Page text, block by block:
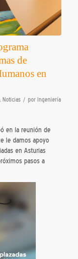
de
en
, Noticias / por Ingeniería
en la reunión de
le damos apoyo
en Asturias
pasos a